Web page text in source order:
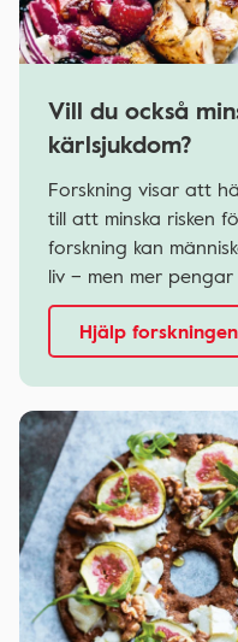
Vill du också
kärlsjukdom?
Forskning visar att
till att minska risken
forskning kan
liv – men mer pengar
Hjälp